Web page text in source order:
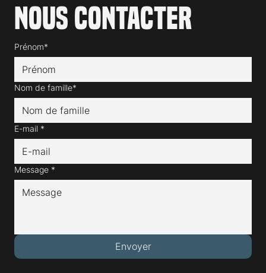
Nous contacter
Prénom*
Nom de famille*
E-mail *
Message *
Envoyer